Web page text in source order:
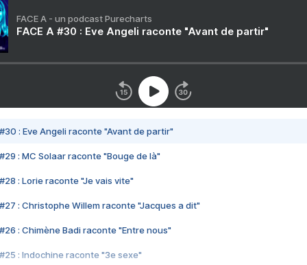
FACE A - un podcast Purecharts
FACE A #30 : Eve Angeli raconte "Avant de partir"
#30 : Eve Angeli raconte "Avant de partir"
#29 : MC Solaar raconte "Bouge de là"
#28 : Lorie raconte "Je vais vite"
#27 : Christophe Willem raconte "Jacques a dit"
#26 : Chimène Badi raconte "Entre nous"
#25 : Indochine raconte "3e sexe"